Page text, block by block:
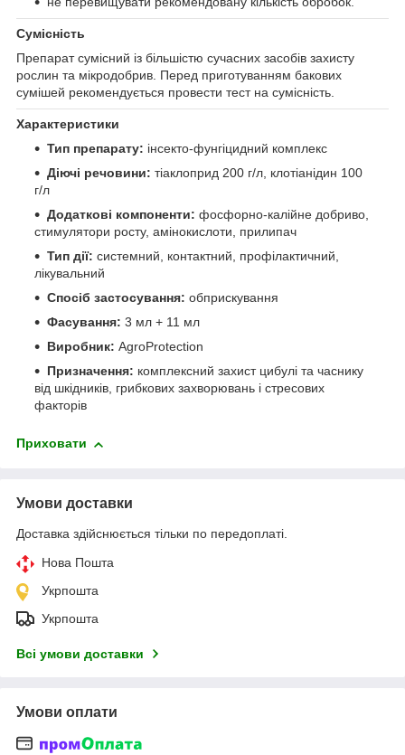
Сумісність
Препарат сумісний із більшістю сучасних засобів захисту
рослин та мікродобрив. Перед приготуванням бакових
сумішей рекомендується провести тест на сумісність.
Характеристики
Тип препарату: інсекто-фунгіцидний комплекс
Діючі речовини: тіаклоприд 200 г/л, клотіанідин 100
г/л
Додаткові компоненти: фосфорно-калійне добриво,
стимулятори росту, амінокислоти, прилипач
Тип дії: системний, контактний, профілактичний,
лікувальний
Спосіб застосування: обприскування
Фасування: 3 мл + 11 мл
Виробник: AgroProtection
Призначення: комплексний захист цибулі та часнику
від шкідників, грибкових захворювань і стресових
факторів
Приховати
Умови доставки
Доставка здійснюється тільки по передоплаті.
Нова Пошта
Укрпошта
Укрпошта
Всі умови доставки
Умови оплати